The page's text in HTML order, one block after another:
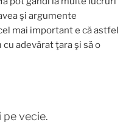
şi argumente
mai important e că astfel
adevărat ţara şi să o
vecie.